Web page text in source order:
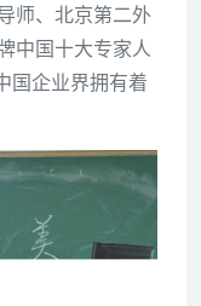
师、北京第二外
中国十大专家人
国企业界拥有着